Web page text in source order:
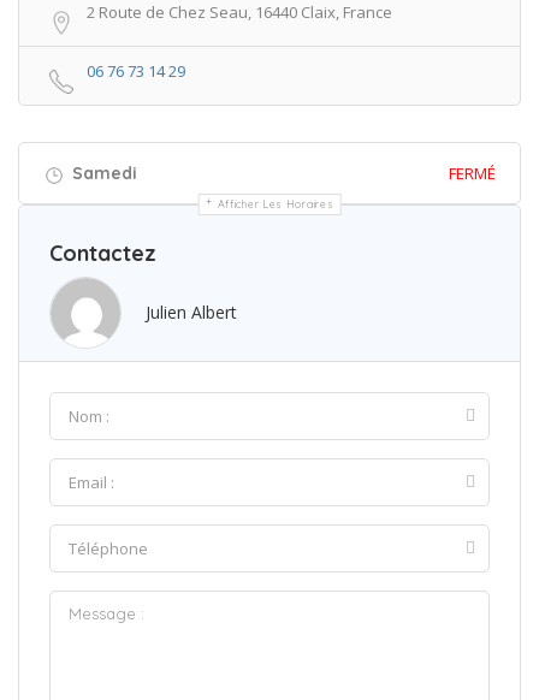
2 Route de Chez Seau, 16440 Claix, France
06 76 73 14 29
Samedi FERMÉ
Afficher Les Horaires
Contactez
Julien Albert